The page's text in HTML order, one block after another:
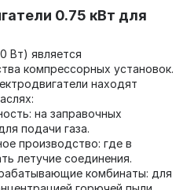
0.75 кВт для
Вт) является
компрессорных установок.
находят
на заправочных
подачи газа.
производство: где в
летучие соединения.
комбинаты: для